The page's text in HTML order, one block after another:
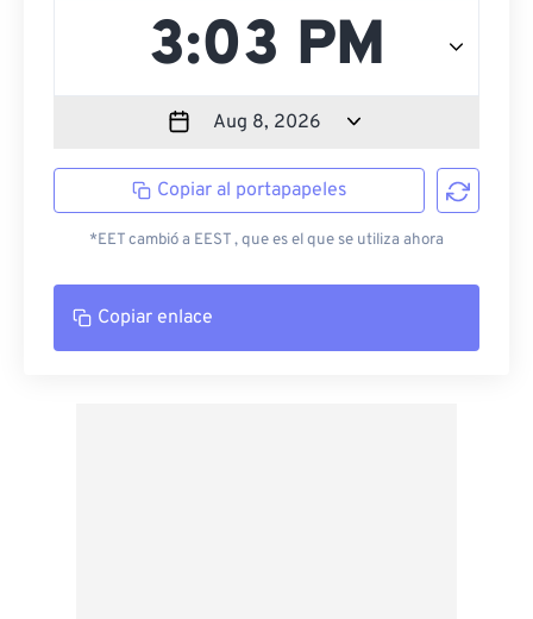
Copiar al portapapeles
*EET cambió a EEST , que es el que se utiliza ahora
Copiar enlace